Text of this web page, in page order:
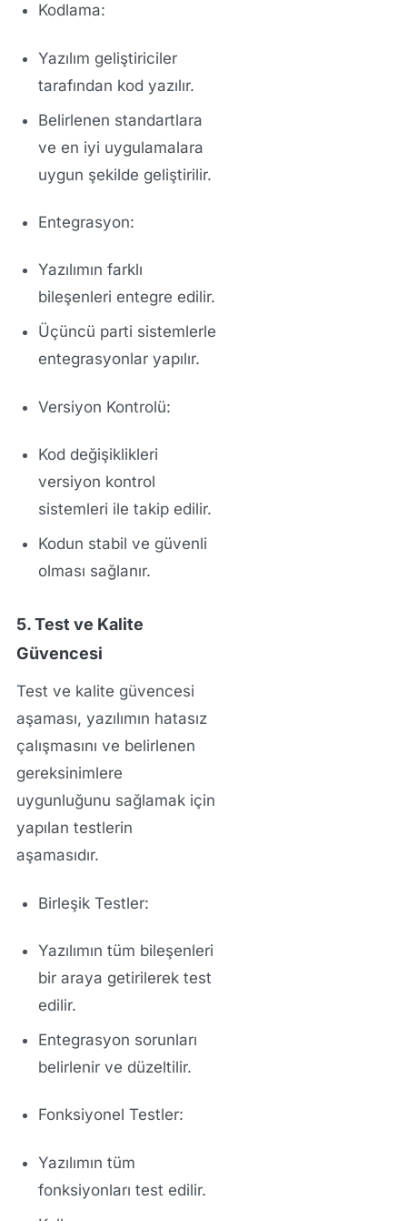
Kodlama:
Yazılım geliştiriciler
tarafından kod yazılır.
Belirlenen standartlara
ve en iyi uygulamalara
uygun şekilde geliştirilir.
Entegrasyon:
Yazılımın farklı
bileşenleri entegre edilir.
Üçüncü parti sistemlerle
entegrasyonlar yapılır.
Versiyon Kontrolü:
Kod değişiklikleri
versiyon kontrol
sistemleri ile takip edilir.
Kodun stabil ve güvenli
olması sağlanır.
5. Test ve Kalite
Güvencesi
Test ve kalite güvencesi
aşaması, yazılımın hatasız
çalışmasını ve belirlenen
gereksinimlere
uygunluğunu sağlamak için
yapılan testlerin
aşamasıdır.
Birleşik Testler:
Yazılımın tüm bileşenleri
bir araya getirilerek test
edilir.
Entegrasyon sorunları
belirlenir ve düzeltilir.
Fonksiyonel Testler:
Yazılımın tüm
fonksiyonları test edilir.